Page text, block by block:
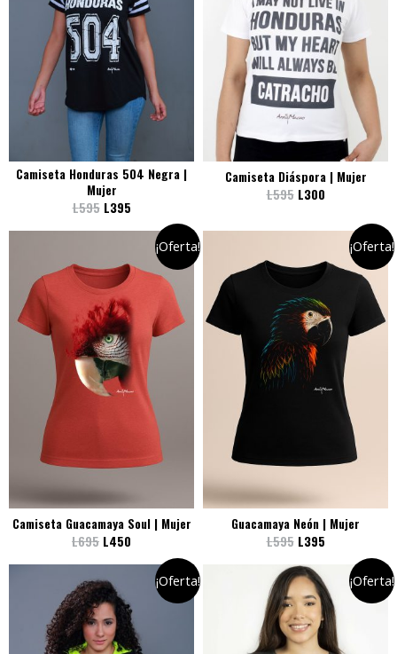
Camiseta Honduras 504 Negra |
Mujer
L595 L395
Camiseta Diáspora | Mujer
L595 L300
¡Oferta!
Camiseta Guacamaya Soul | Mujer
L695 L450
¡Oferta!
Guacamaya Neón | Mujer
L595 L395
¡Oferta! ¡Oferta!